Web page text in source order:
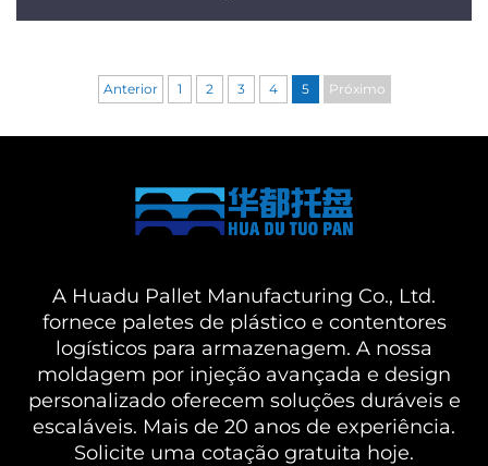
Anterior 1 2 3 4 5 Próximo
A Huadu Pallet Manufacturing Co., Ltd.
fornece paletes de plástico e contentores
logísticos para armazenagem. A nossa
moldagem por injeção avançada e design
personalizado oferecem soluções duráveis e
escaláveis. Mais de 20 anos de experiência.
Solicite uma cotação gratuita hoje.